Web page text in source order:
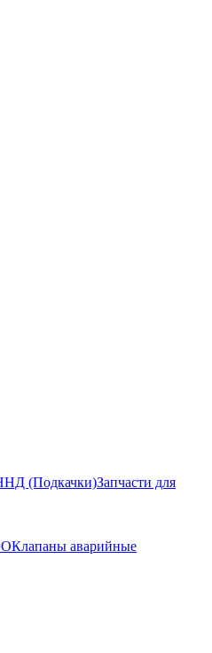
(Подкачки)Запчасти для
Клапаны аварийные